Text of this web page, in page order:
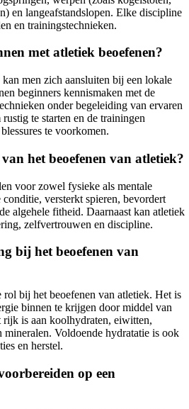
en langeafstandslopen. Elke discipline
en trainingstechnieken.
met atletiek beoefenen?
men zich aansluiten bij een lokale
beginners kennismaken met de
onder begeleiding van ervaren
te starten en de trainingen
te voorkomen.
het beoefenen van atletiek?
voor zowel fysieke als mentale
versterkt spieren, bevordert
algehele fitheid. Daarnaast kan atletiek
zelfvertrouwen en discipline.
bij het beoefenen van
rol bij het beoefenen van atletiek. Het is
binnen te krijgen door middel van
rijk is aan koolhydraten, eiwitten,
mineralen. Voldoende hydratatie is ook
en herstel.
op een